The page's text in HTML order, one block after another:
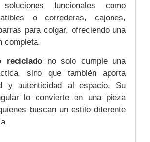
soluciones funcionales como
o correderas, cajones,
para colgar, ofreciendo una
completa.
recicladono solo cumple una
sino que también aporta
y autenticidad al espacio. Su
lo convierte en una pieza
buscan un estilo diferente